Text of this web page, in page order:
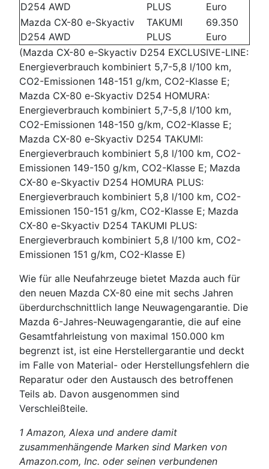
D254 AWD
PLUS
Euro
Mazda CX-80 e-Skyactiv
D254 AWD
TAKUMI
PLUS
69.350
Euro
(Mazda CX-80 e-Skyactiv D254 EXCLUSIVE-LINE:
Energieverbrauch kombiniert 5,7-5,8 l/100 km,
CO2-Emissionen 148-151 g/km, CO2-Klasse E;
Mazda CX-80 e-Skyactiv D254 HOMURA:
Energieverbrauch kombiniert 5,7-5,8 l/100 km,
CO2-Emissionen 148-150 g/km, CO2-Klasse E;
Mazda CX-80 e-Skyactiv D254 TAKUMI:
Energieverbrauch kombiniert 5,8 l/100 km, CO2-
Emissionen 149-150 g/km, CO2-Klasse E; Mazda
CX-80 e-Skyactiv D254 HOMURA PLUS:
Energieverbrauch kombiniert 5,8 l/100 km, CO2-
Emissionen 150-151 g/km, CO2-Klasse E; Mazda
CX-80 e-Skyactiv D254 TAKUMI PLUS:
Energieverbrauch kombiniert 5,8 l/100 km, CO2-
Emissionen 151 g/km, CO2-Klasse E)
Wie für alle Neufahrzeuge bietet Mazda auch für
den neuen Mazda CX-80 eine mit sechs Jahren
überdurchschnittlich lange Neuwagengarantie. Die
Mazda 6-Jahres-Neuwagengarantie, die auf eine
Gesamtfahrleistung von maximal 150.000 km
begrenzt ist, ist eine Herstellergarantie und deckt
im Falle von Material- oder Herstellungsfehlern die
Reparatur oder den Austausch des betroffenen
Teils ab. Davon ausgenommen sind
Verschleißteile.
1 Amazon, Alexa und andere damit
zusammenhängende Marken sind Marken von
Amazon.com, Inc. oder seinen verbundenen